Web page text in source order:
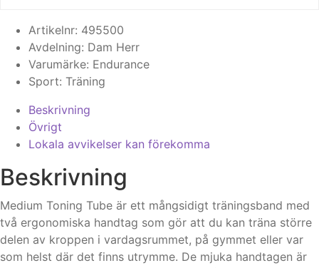
Artikelnr: 495500
Avdelning: Dam Herr
Varumärke: Endurance
Sport: Träning
Beskrivning
Övrigt
Lokala avvikelser kan förekomma
Beskrivning
Medium Toning Tube är ett mångsidigt träningsband med
två ergonomiska handtag som gör att du kan träna större
delen av kroppen i vardagsrummet, på gymmet eller var
som helst där det finns utrymme. De mjuka handtagen är